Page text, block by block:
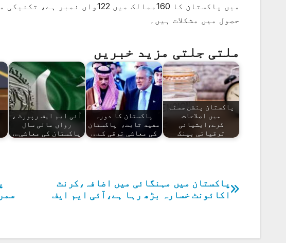
میں پاکستان کا 160ممالک میں
حصول میں مشکلات ہیں۔
ملتی جلتی مزید خبریں
پاکستان پنشن سسٹم
میں اصلاحات
کرے،ایشیائی
ترقیاتی بینک
پاکستان کا دورہ
مفید ثابت، پاکستان
کی معاشی ترقی کے…
آئی ایم ایف رپورٹ ،
رواں مالی سال
پاکستان کی معاشی…
پوسٹوں
پاکستان میں مہنگائی میں اضافہ،کرنٹ
اکائونٹ خسارہ بڑھ رہا ہے،آئی ایم ایف